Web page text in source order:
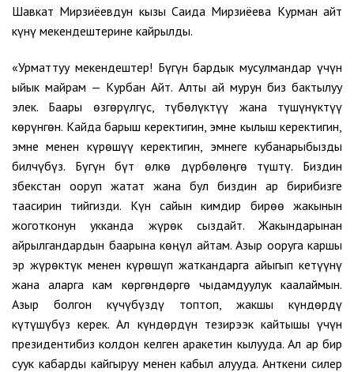
Шавкат Мирзиёевдун кызы Саида Мирзиёева Курман айт
күнү мекендештерине кайрылды.
«Урматтуу мекендештер! Бүгүн бардык мусулмандар үчүн
ыйык майрам — Курбан Айт. Алты ай мурун биз бактылуу
элек. Баары өзгөрүлгүс, түбөлүктүү жана түшүнүктүү
көрүнгөн. Кайда барыш керектигин, эмне кылыш керектигин,
эмне менен күрөшүү керектигин, эмнеге кубанарыбызды
билчүбүз. Бүгүн бүт өлкө дүрбөлөңгө түштү. Биздин
Өзбекстан ооруп жатат жана бул биздин ар бирибизге
таасирин тийгизди. Күн сайын кимдир бирөө жакынын
жоготконун укканда жүрөк сыздайт. Жакындарынан
айрылгандардын баарына көңүл айтам. Азыр ооруга каршы
эр жүрөктүк менен күрөшүп жаткандарга айыгып кетүүнү
жана аларга кам көргөндөргө чыдамдуулук каалаймын.
Азыр болгон күчүбүздү топтоп, жакшы күндөрдү
күтүшүбүз керек. Ал күндөрдүн тезирээк кайтышы үчүн
президентибиз колдон келген аракетин кылууда. Ал ар бир
суук кабарды кайгыруу менен кабыл алууда. Анткени силер